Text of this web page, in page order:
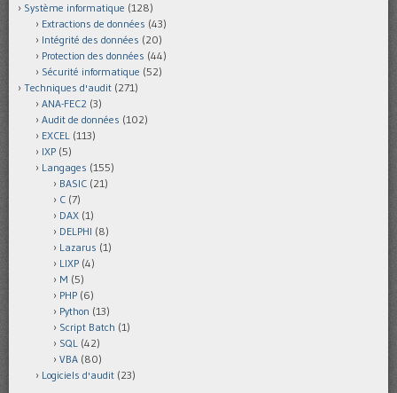
Système informatique (128)
Extractions de données (43)
Intégrité des données (20)
Protection des données (44)
Sécurité informatique (52)
Techniques d'audit (271)
ANA-FEC2 (3)
Audit de données (102)
EXCEL (113)
IXP (5)
Langages (155)
BASIC (21)
C (7)
DAX (1)
DELPHI (8)
Lazarus (1)
LIXP (4)
M (5)
PHP (6)
Python (13)
Script Batch (1)
SQL (42)
VBA (80)
Logiciels d'audit (23)